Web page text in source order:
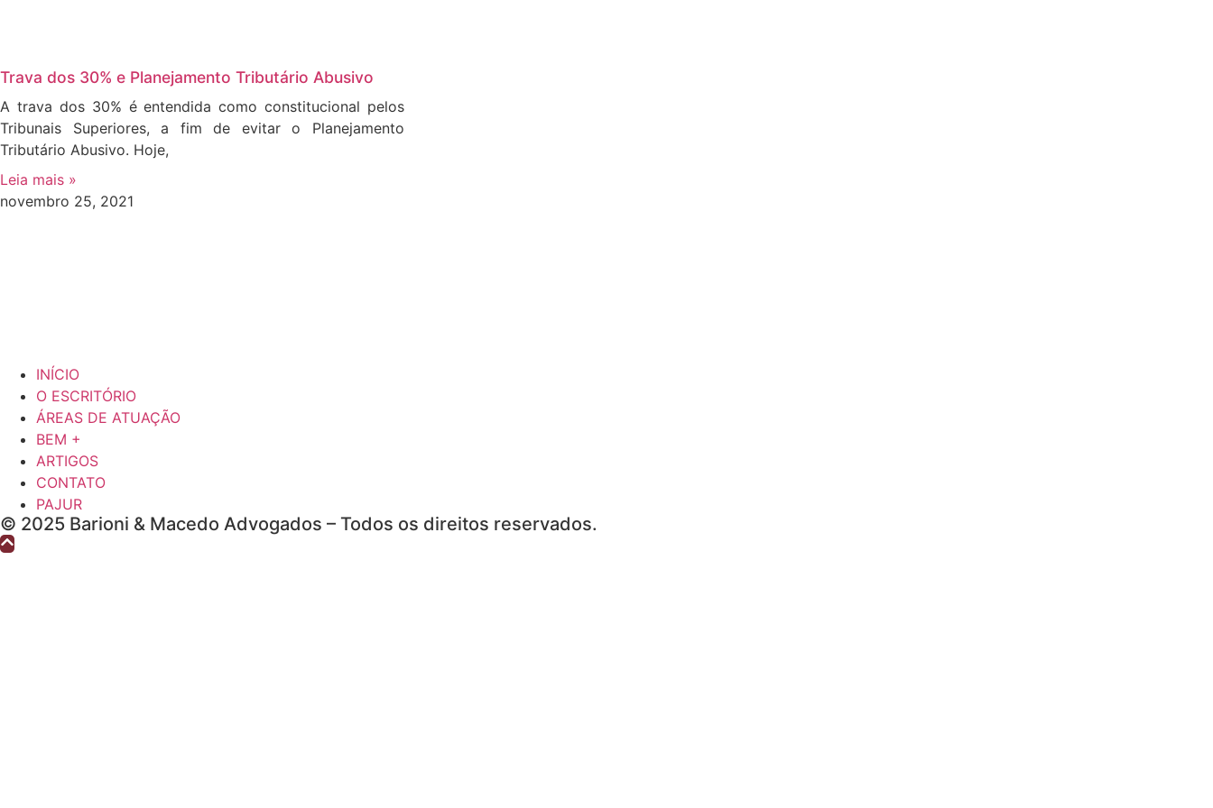
Trava dos 30% e Planejamento Tributário Abusivo
A trava dos 30% é entendida como constitucional pelos
Tribunais Superiores, a fim de evitar o Planejamento
Tributário Abusivo. Hoje,
Leia mais »
novembro 25, 2021
INÍCIO
O ESCRITÓRIO
ÁREAS DE ATUAÇÃO
BEM +
ARTIGOS
CONTATO
PAJUR
© 2025 Barioni & Macedo Advogados – Todos os direitos reservados.